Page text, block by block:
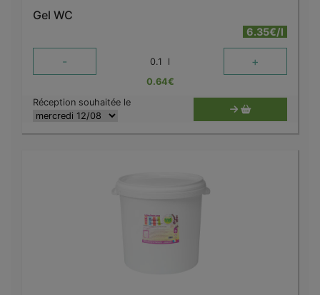
Gel WC
6.35€/l
- 0.1 l +
0.64€
Réception souhaitée le